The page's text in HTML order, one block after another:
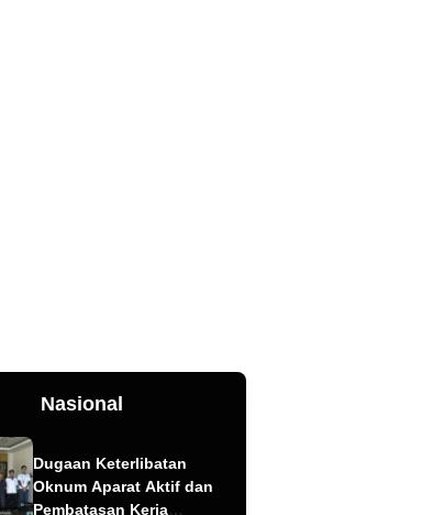
Nasional
Dugaan Keterlibatan
Oknum Aparat Aktif dan
Pembatasan Kerja